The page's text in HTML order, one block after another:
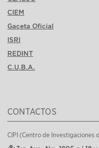
CIEM
Gaceta Oficial
ISRI
REDINT
C.U.B.A.
CONTACTOS
CIPI (Centro de Investigaciones